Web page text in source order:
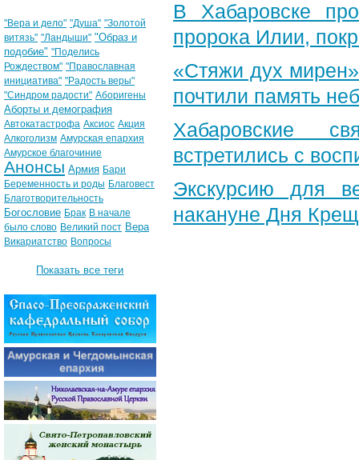
В Хабаровске
пророка Илии,
«Стяжи дух
почтили память
Хабаровские
встретились с
Экскурсию для
накануне Дня
"Вера и дело" "Душа" "Золотой
витязь" "Ландыши" "Образ и
подобие" "Поделись
Рождеством" "Православная
инициатива" "Радость веры"
"Синдром радости" Аборигены
Аборты и демография
Автокатастрофа Аксиос Акция
Алкоголизм Амурская епархия
Амурское благочиние
Анонсы Армия Бари
Беременность и роды Благовест
Благотворительность
Богословие Брак В начале
было слово Великий пост Вера
Викариатство Вопросы
Показать все теги